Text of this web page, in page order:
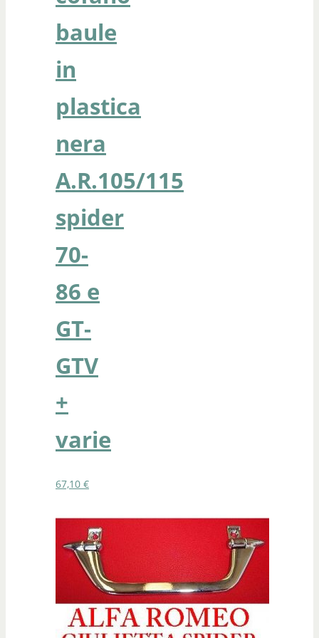
baule
in
plastica
nera
A.R.105/115
spider
70-
86 e
GT-
GTV
+
varie
67,10 €